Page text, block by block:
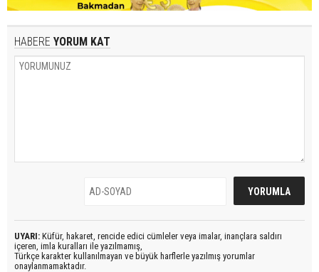
HABERE YORUM KAT
UYARI: Küfür, hakaret, rencide edici cümleler veya imalar, inançlara saldırı
içeren, imla kuralları ile yazılmamış,
Türkçe karakter kullanılmayan ve büyük harflerle yazılmış yorumlar
onaylanmamaktadır.